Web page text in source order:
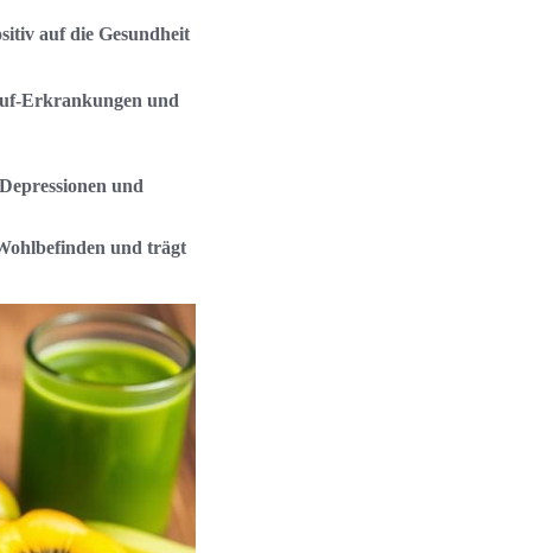
auf die Gesundheit
Erkrankungen und
und
und trägt